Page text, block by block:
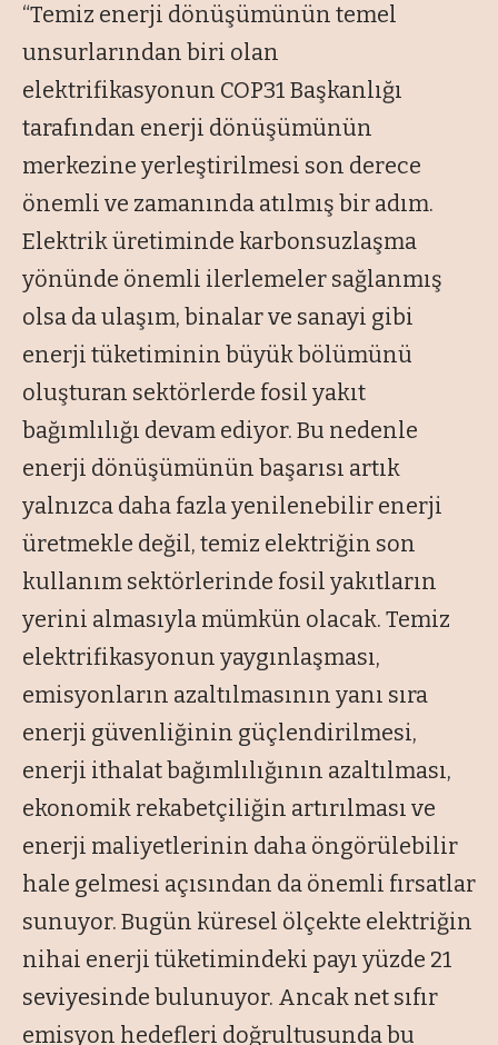
“Temiz enerji dönüşümünün temel
unsurlarından biri olan
elektrifikasyonun COP31 Başkanlığı
tarafından enerji dönüşümünün
merkezine yerleştirilmesi son derece
önemli ve zamanında atılmış bir adım.
Elektrik üretiminde karbonsuzlaşma
yönünde önemli ilerlemeler sağlanmış
olsa da ulaşım, binalar ve sanayi gibi
enerji tüketiminin büyük bölümünü
oluşturan sektörlerde fosil yakıt
bağımlılığı devam ediyor. Bu nedenle
enerji dönüşümünün başarısı artık
yalnızca daha fazla yenilenebilir enerji
üretmekle değil, temiz elektriğin son
kullanım sektörlerinde fosil yakıtların
yerini almasıyla mümkün olacak. Temiz
elektrifikasyonun yaygınlaşması,
emisyonların azaltılmasının yanı sıra
enerji güvenliğinin güçlendirilmesi,
enerji ithalat bağımlılığının azaltılması,
ekonomik rekabetçiliğin artırılması ve
enerji maliyetlerinin daha öngörülebilir
hale gelmesi açısından da önemli fırsatlar
sunuyor. Bugün küresel ölçekte elektriğin
nihai enerji tüketimindeki payı yüzde 21
seviyesinde bulunuyor. Ancak net sıfır
emisyon hedefleri doğrultusunda bu